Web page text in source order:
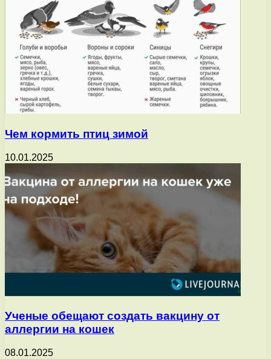
Чем кормить птиц зимой
10.01.2025
Ученые обещают создать вакцину от
аллергии на кошек
08.01.2025